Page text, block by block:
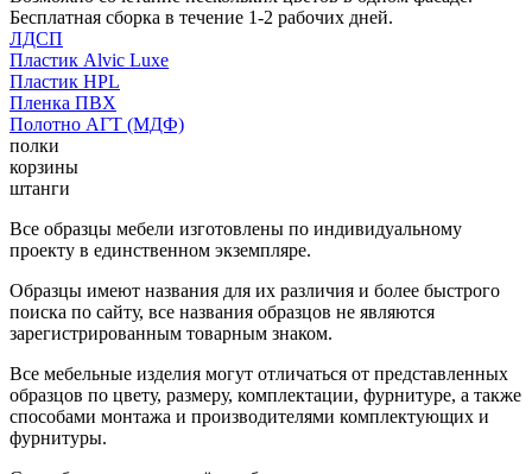
Бесплатная сборка в течение 1-2 рабочих дней.
ЛДСП
Пластик Alvic Luxe
Пластик HPL
Пленка ПВХ
Полотно АГТ (МДФ)
полки
корзины
штанги
Все образцы мебели изготовлены по индивидуальному
проекту в единственном экземпляре.
Образцы имеют названия для их различия и более быстрого
поиска по сайту, все названия образцов не являются
зарегистрированным товарным знаком.
Все мебельные изделия могут отличаться от представленных
образцов по цвету, размеру, комплектации, фурнитуре, а также
способами монтажа и производителями комплектующих и
фурнитуры.